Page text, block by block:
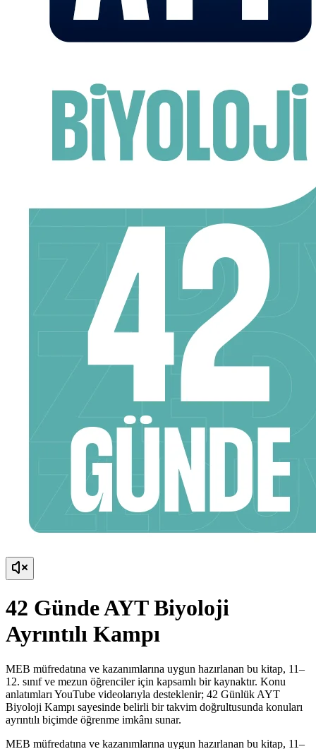
42 Günde AYT Biyoloji
Ayrıntılı Kampı
MEB müfredatına ve kazanımlarına uygun hazırlanan bu kitap, 11–
12. sınıf ve mezun öğrenciler için kapsamlı bir kaynaktır. Konu
anlatımları YouTube videolarıyla desteklenir; 42 Günlük AYT
Biyoloji Kampı sayesinde belirli bir takvim doğrultusunda konuları
ayrıntılı biçimde öğrenme imkânı sunar.
MEB müfredatına ve kazanımlarına uygun hazırlanan bu kitap, 11–